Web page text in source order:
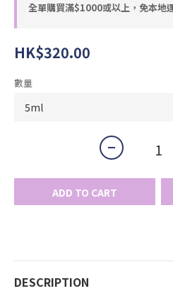
全單購買滿$1000或以上，免本
HK$320.00
數量
ADD TO CART
DESCRIPTION